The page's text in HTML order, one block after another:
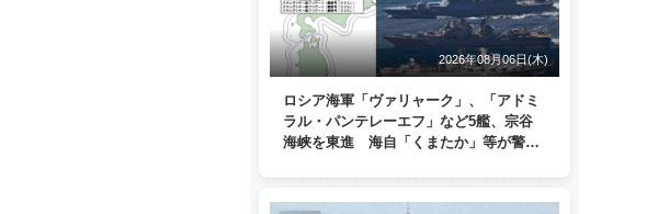
2026年08月06日(木)
ロシア海軍「ヴァリャーク」、「アドミ
ラル・パンテレーエフ」など5艦、宗谷
海峡を東進 海自「くまたか」等が警戒